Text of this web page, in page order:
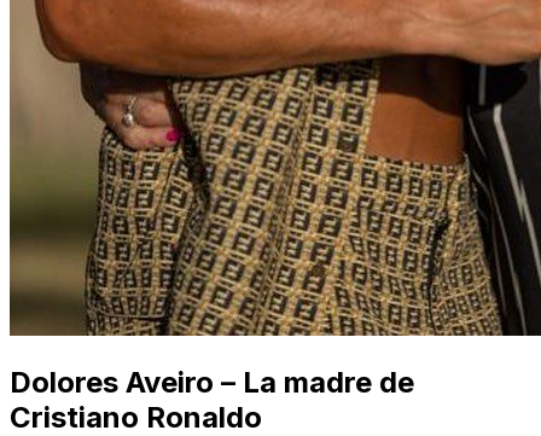
Dolores Aveiro – La madre de
Cristiano Ronaldo